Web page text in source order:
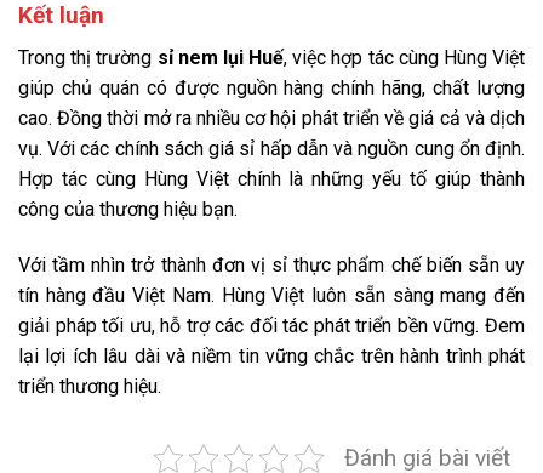
Kết luận
Trong thị trường sỉ nem lụi Huế, việc hợp tác cùng Hùng Việt
giúp chủ quán có được nguồn hàng chính hãng, chất lượng
cao. Đồng thời mở ra nhiều cơ hội phát triển về giá cả và dịch
vụ. Với các chính sách giá sỉ hấp dẫn và nguồn cung ổn định.
Hợp tác cùng Hùng Việt chính là những yếu tố giúp thành
công của thương hiệu bạn.
Với tầm nhìn trở thành đơn vị sỉ thực phẩm chế biến sẵn uy
tín hàng đầu Việt Nam. Hùng Việt luôn sẵn sàng mang đến
giải pháp tối ưu, hỗ trợ các đối tác phát triển bền vững. Đem
lại lợi ích lâu dài và niềm tin vững chắc trên hành trình phát
triển thương hiệu.
Đánh giá bài viết